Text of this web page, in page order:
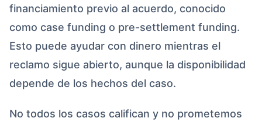
financiamiento previo al acuerdo, conocido
como case funding o pre-settlement funding.
Esto puede ayudar con dinero mientras el
reclamo sigue abierto, aunque la disponibilidad
depende de los hechos del caso.
No todos los casos califican y no prometemos